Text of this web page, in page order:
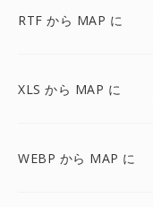
RTF から MAP に
XLS から MAP に
WEBP から MAP に